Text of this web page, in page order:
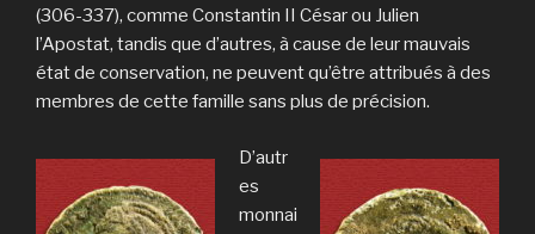
(306-337), comme Constantin II César ou Julien
l’Apostat, tandis que d’autres, à cause de leur mauvais
état de conservation, ne peuvent qu’être attribués à des
membres de cette famille sans plus de précision.
D’autr
es
monnai